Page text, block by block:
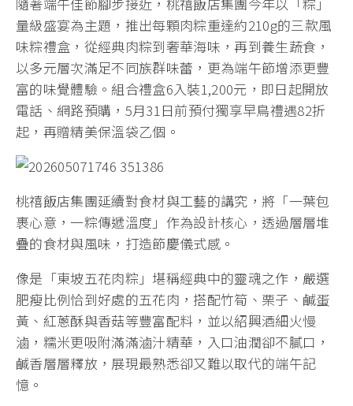
量級盛宴為主題，推出每顆肉粽重達約210g的三款風
味粽禮盒，從經典肉粽到奢華海味，再到養生蔬食，
以多元層次滿足不同族群味蕾，更為端午節增添更豐
富的味覺體驗。組合禮盒6入裝1,200元，即日起開放
電話、網路預購，5月31日前預付獨享早鳥禮遇82折
起，再贈精美保溫袋乙個。
桃禧飯店集團延續對食材與工藝的講究，將「一葉包
裹心意，一粽傳遞溫度」作為設計核心，透過層層堆
疊的食材與風味，打造節慶儀式感。
像是「東坡五花肉粽」堪稱經典中的靈魂之作，嚴選
肥瘦比例恰到好處的五花肉，搭配竹筍、栗子、鹹蛋
黃、紅蔥酥與香菇等豐富配料，並以紹興酒細火慢
滷，糯米更吸附滿滿滷汁精華，入口油潤卻不膩口，
鹹香層層釋放，展現最熟悉卻又難以取代的端午記
憶。